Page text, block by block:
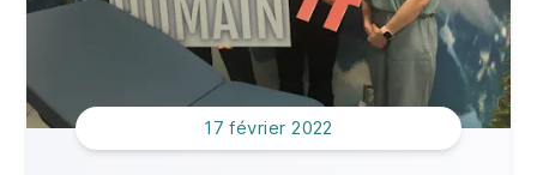
17 février 2022